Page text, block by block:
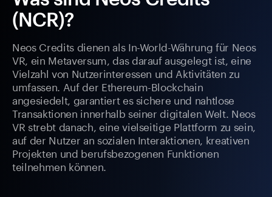
(NCR)?
Neos Credits dienen als In-World-Währung für Neos
VR, ein Metaversum, das darauf ausgelegt ist, eine
Vielzahl von Nutzerinteressen und Aktivitäten zu
umfassen. Auf der Ethereum-Blockchain
angesiedelt, garantiert es sichere und nahtlose
Transaktionen innerhalb seiner digitalen Welt. Neos
VR strebt danach, eine vielseitige Plattform zu sein,
auf der Nutzer an sozialen Interaktionen, kreativen
Projekten und berufsbezogenen Funktionen
teilnehmen können.